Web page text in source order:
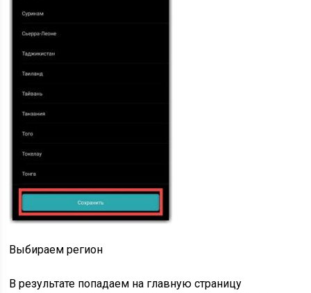
Выбираем регион
В результате попадаем на главную страницу